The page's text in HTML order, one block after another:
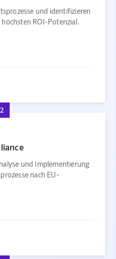
und identifizieren
höchsten ROI-Potenzial.
2
und Implementierung
nach EU-